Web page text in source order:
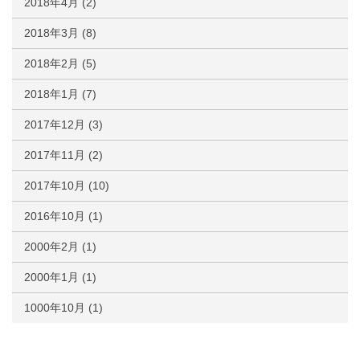
2018年3月 (8)
2018年2月 (5)
2018年1月 (7)
2017年12月 (3)
2017年11月 (2)
2017年10月 (10)
2016年10月 (1)
2000年2月 (1)
2000年1月 (1)
1000年10月 (1)